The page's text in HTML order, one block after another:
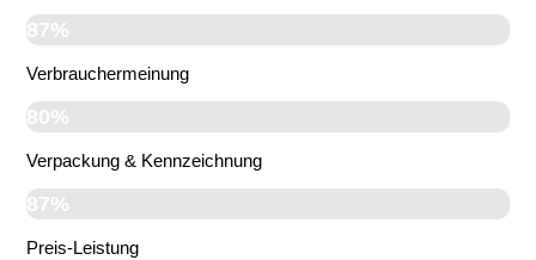
87%
Verbrauchermeinung
80%
Verpackung & Kennzeichnung
87%
Preis-Leistung